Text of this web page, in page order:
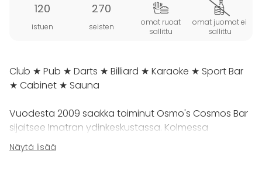
120
istuen
270
seisten
omat ruoat
sallittu
omat juomat ei
sallittu
Club ★ Pub ★ Darts ★ Billiard ★ Karaoke ★ Sport Bar
★ Cabinet ★ Sauna
Vuodesta 2009 saakka toiminut Osmo's Cosmos Bar
sijaitsee Imatran ydinkeskustassa. Kolmessa
kerroksessa toimiva yli 700-paikkainen
ravintolakokonaisuus tarjoaa eri tiloissa mainiot
Näytä lisää